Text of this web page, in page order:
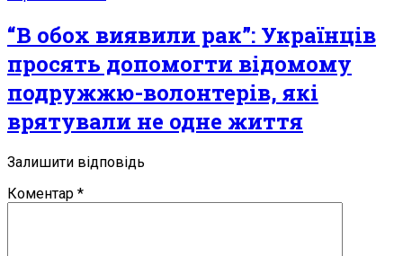
“В обох виявили рак”: Українців
просять допомогти відомому
подружжю-волонтерів, які
врятували не одне життя
Залишити відповідь
Коментар *